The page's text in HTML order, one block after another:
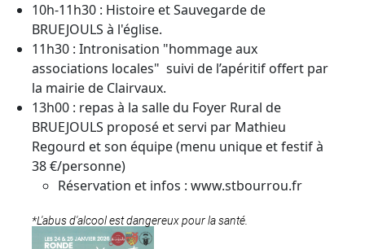
10h-11h30 : Histoire et Sauvegarde de
BRUEJOULS à l'église.
11h30 : Intronisation "hommage aux
associations locales" suivi de l’apéritif offert par
la mairie de Clairvaux.
13h00 : repas à la salle du Foyer Rural de
BRUEJOULS proposé et servi par Mathieu
Regourd et son équipe (menu unique et festif à
38 €/personne)
Réservation et infos : www.stbourrou.fr
*L'abus d'alcool est dangereux pour la santé.